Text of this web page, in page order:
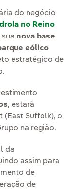
do negócio
no Reino
nova base
eólico
estratégico de
, estará
(East Suffolk), o
na região.
da
assim para
de
de